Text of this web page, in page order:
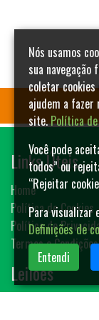
Links Úteis
Home
Política de Cookies
Política de
Termos e
Leilões
Nós usamos
sua
coletar cookies
ajudem a fazer
site.Política
Você pode
todos” ou
“Rejeitar
Para visualizar
Definições de
Entendi